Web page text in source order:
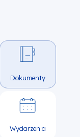
Dokumenty
Wydarzenia